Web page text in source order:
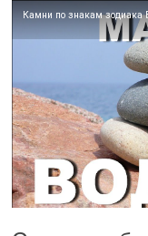
Камни по знакам зодиака